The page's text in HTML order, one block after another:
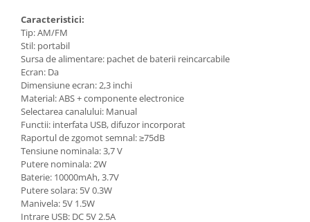
Caracteristici:
Tip: AM/FM
Stil: portabil
Sursa de alimentare: pachet de baterii reincarcabile
Ecran: Da
Dimensiune ecran: 2,3 inchi
Material: ABS + componente electronice
Selectarea canalului: Manual
Functii: interfata USB, difuzor incorporat
Raportul de zgomot semnal: ≥75dB
Tensiune nominala: 3,7 V
Putere nominala: 2W
Baterie: 10000mAh, 3.7V
Putere solara: 5V 0.3W
Manivela: 5V 1.5W
Intrare USB: DC 5V 2.5A